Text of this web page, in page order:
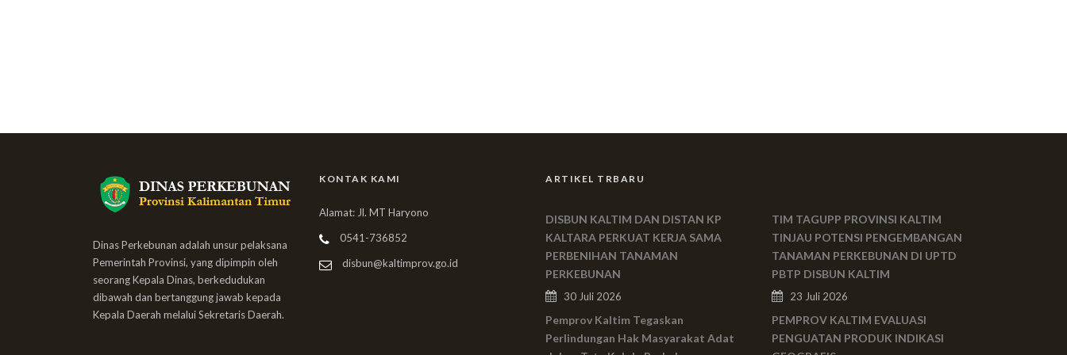
Dinas Perkebunan adalah unsur pelaksana
Pemerintah Provinsi, yang dipimpin oleh
seorang Kepala Dinas, berkedudukan
dibawah dan bertanggung jawab kepada
Kepala Daerah melalui Sekretaris Daerah.
KONTAK KAMI
Alamat: Jl. MT Haryono
0541-736852
disbun@kaltimprov.go.id
ARTIKEL TRBARU
DISBUN KALTIM DAN DISTAN KP
KALTARA PERKUAT KERJA SAMA
PERBENIHAN TANAMAN
PERKEBUNAN
30 Juli 2026
Pemprov Kaltim Tegaskan
Perlindungan Hak Masyarakat Adat
TIM TAGUPP PROVINSI KALTIM
TINJAU POTENSI PENGEMBANGAN
TANAMAN PERKEBUNAN DI UPTD
PBTP DISBUN KALTIM
23 Juli 2026
PEMPROV KALTIM EVALUASI
PENGUATAN PRODUK INDIKASI